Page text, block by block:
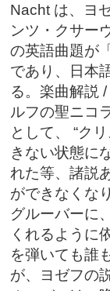
Nacht は、ヨ
ンツ・クサー
の英語曲題が
であり、日本
る。楽曲解説
ルフの聖ニコ
として、 “ク
きない状態に
れた等、諸説
ができなくな
グルーバーに
くれるように
を弾いても誰
が、ヨゼフの